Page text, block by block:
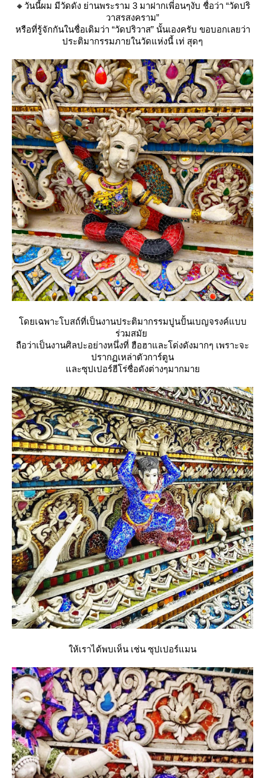
🔸วันนี้ผม มีวัดดัง ย่านพระราม 3 มาฝากเพี่อนๆงับ ชื่อว่า “วัดปริ
วาสรสงคราม”
หรือที่รู้จักกันในชื่อเดิมว่า “วัดปริวาส” นั้นเองครับ ขอบอกเลยว่า
ประติมากรรมภายในวัดแห่งนี้ เท่ สุดๆ
ดยเฉพาะโบสถ์ที่เป็นงานประติมากรรมปูนปั้นเบญจรงค์แบบ
ร่วมสมั
ถือว่าเป็นงานศิลปะอย่างหนึ่งที่ ฮือฮาและโด่งดังมากๆ เพราะจะ
ปรากฏเหล่าตัวการ์ตูน
ละซุปเปอร์ฮีโร่ชื่อดังต่างๆมากมา
ห้เราได้พบเห็น เช่น ซุปเปอร์แมน